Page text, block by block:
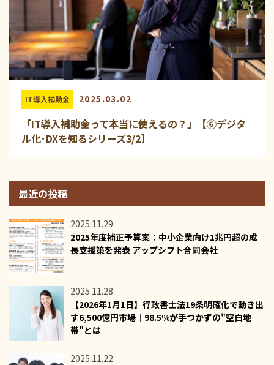
IT導入補助金 2025.03.02
「IT導入補助金って本当に使えるの？」【⑥デジタ
ル化･DXを知るシリーズ3/2】
最近の投稿
2025.11.29
2025年度補正予算案：中小企業向け1兆円超の成
長支援策を発表 アップシフト合同会社
2025.11.28
【2026年1月1日】行政書士法19条明確化で動き出
す6,500億円市場｜98.5%が手つかずの"空白地
帯"とは
2025.11.22